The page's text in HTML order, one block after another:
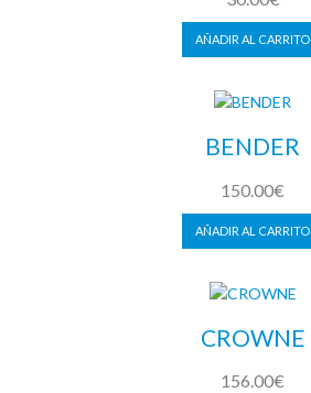
AÑADIR AL CARRITO
BENDER
150.00€
AÑADIR AL CARRITO
CROWNE
156.00€